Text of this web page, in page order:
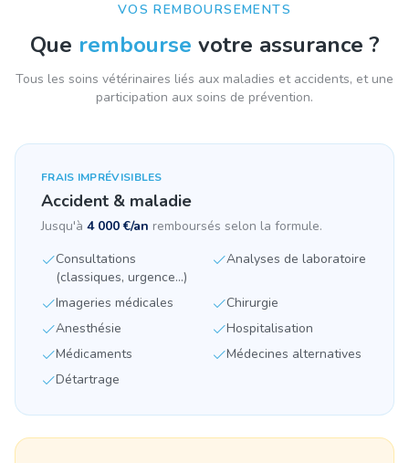
VOS REMBOURSEMENTS
Que rembourse votre assurance ?
Tous les soins vétérinaires liés aux maladies et accidents, et une
participation aux soins de prévention.
FRAIS IMPRÉVISIBLES
Accident & maladie
Jusqu'à 4 000 €/an remboursés selon la formule.
Consultations
(classiques, urgence...)
Analyses de laboratoire
Imageries médicales
Chirurgie
Anesthésie
Hospitalisation
Médicaments
Médecines alternatives
Détartrage